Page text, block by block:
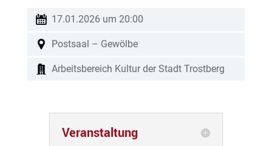
17.01.2026 um 20:00
Postsaal – Gewölbe
Arbeitsbereich Kultur der Stadt Trostberg
Veranstaltung